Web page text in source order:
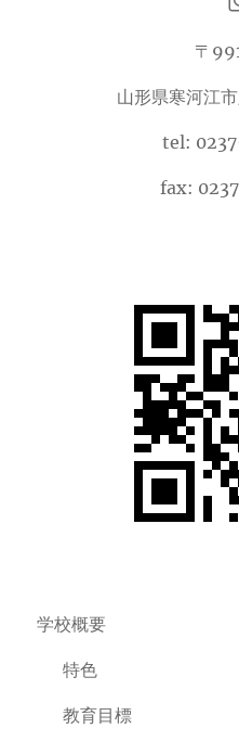
〒
山形県寒河江
tel:
fax:
学校概要
特色
教育目標